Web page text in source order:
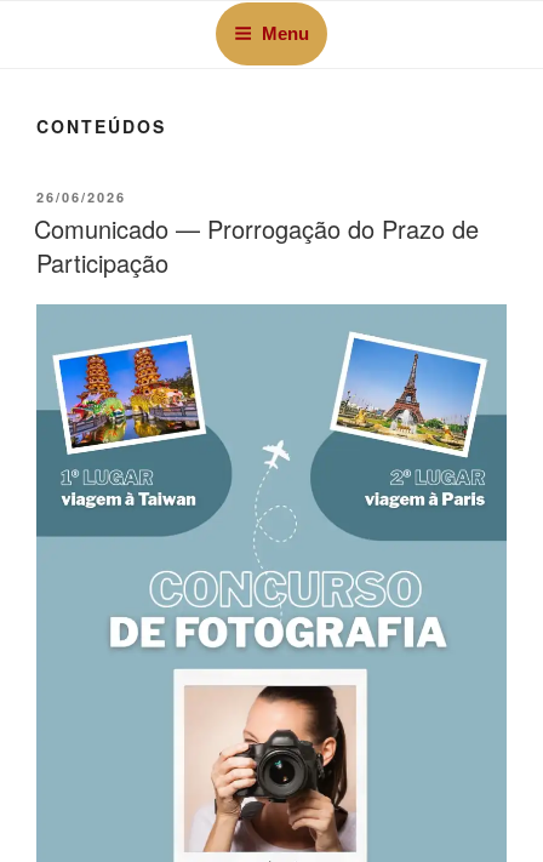
Menu
CONTEÚDOS
26/06/2026
Comunicado — Prorrogação do Prazo de
Participação